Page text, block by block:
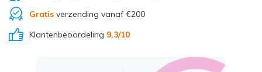
Gratisverzending vanaf €200
Klantenbeoordeling 9,3/10